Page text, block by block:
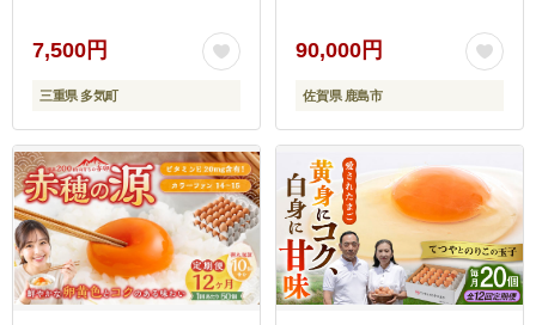
三重県 多気町 JK-03
7,500円
三重県 多気町
90,000円
佐賀県 鹿島市